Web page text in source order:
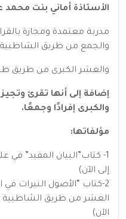
الأستاذة أماني بنت محمد
مدربة معتمدة ومجازة
والجمع من طريق الشاطبية
والعشر الكبرى من طريق
إضافة إلى أنها تقرئ
والكبرى إفرادًا وجمعًا.
مؤلفاتها:
إلى الآن)
2-كتاب “الأصول النيرات
الآن)